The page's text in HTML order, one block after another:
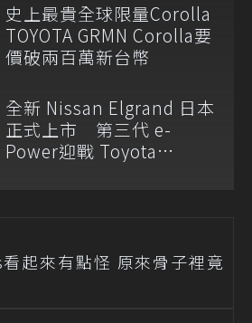
史上最貴全球限量Corolla
TOYOTA GRMN Corolla要
價破兩百萬新台幣
全新 Nissan Elgrand 日本
正式上市 第三代 e-
Power迎戰 Toyota
起來有點怪 原來骨子裡竟